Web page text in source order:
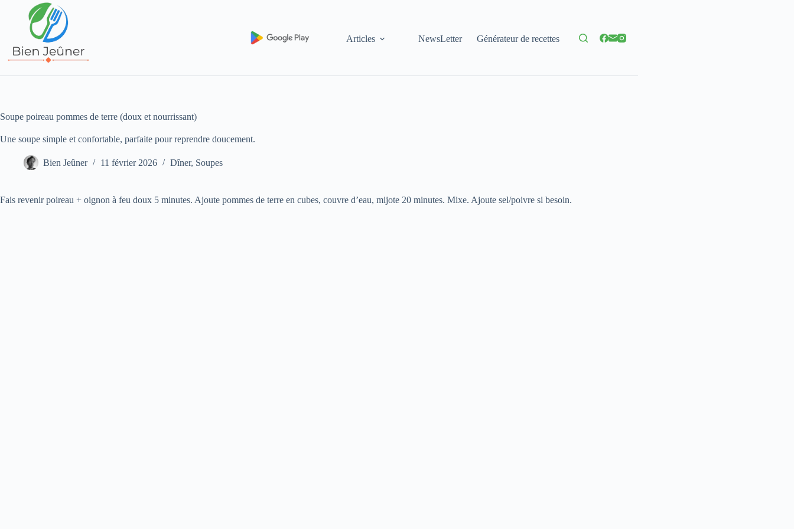
Articles NewsLetter Générateur de recettes
Soupe poireau pommes de terre (doux et nourrissant)
Une soupe simple et confortable, parfaite pour reprendre doucement.
Bien Jeûner 11 février 2026 Dîner, Soupes
Fais revenir poireau + oignon à feu doux 5 minutes. Ajoute pommes de terre en cubes, couvre d’eau, mijote 20 minutes. Mixe. Ajoute sel/poivre si besoin.